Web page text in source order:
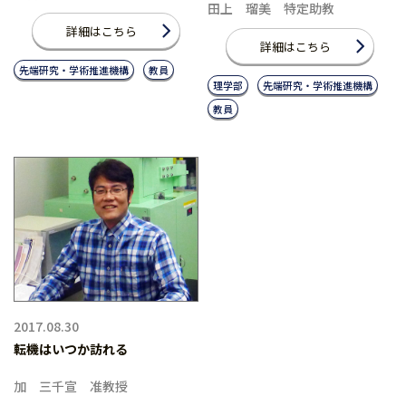
詳細はこちら
先端研究・学術推進機構 教員
田上 瑠美 特定助教
詳細はこちら
理学部
先端研究・学術推進機構
教員
2017.08.30
転機はいつか訪れる
加 三千宣 准教授